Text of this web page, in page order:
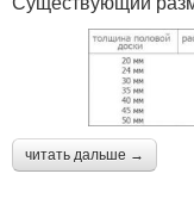
читать дальше →